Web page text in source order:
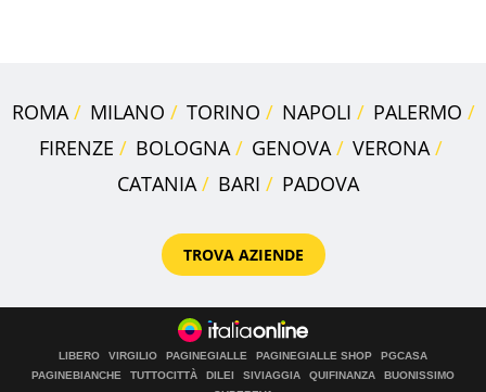
ROMA MILANO TORINO NAPOLI
PALERMO
FIRENZE
BOLOGNA GENOVA
VERONA
CATANIA
BARI PADOVA
TROVA AZIENDE
LIBERO VIRGILIO PAGINEGIALLE PAGINEGIALLE SHOP
PGCASA
PAGINEBIANCHE
TUTTOCITTÀ DILEI SIVIAGGIA QUIFINANZA
BUONISSIMO